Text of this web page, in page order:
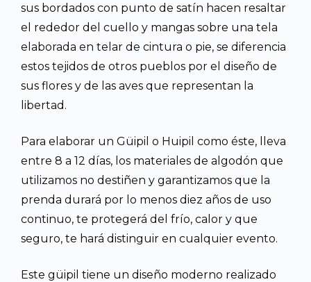
sus bordados con punto de satín hacen resaltar
el rededor del cuello y mangas sobre una tela
elaborada en telar de cintura o pie, se diferencia
estos tejidos de otros pueblos por el diseño de
sus flores y de las aves que representan la
libertad.
Para elaborar un Güipil o Huipil como éste, lleva
entre 8 a 12 días, los materiales de algodón que
utilizamos no destiñen y garantizamos que la
prenda durará por lo menos diez años de uso
continuo, te protegerá del frío, calor y que
seguro, te hará distinguir en cualquier evento.
Este güipil tiene un diseño moderno realizado